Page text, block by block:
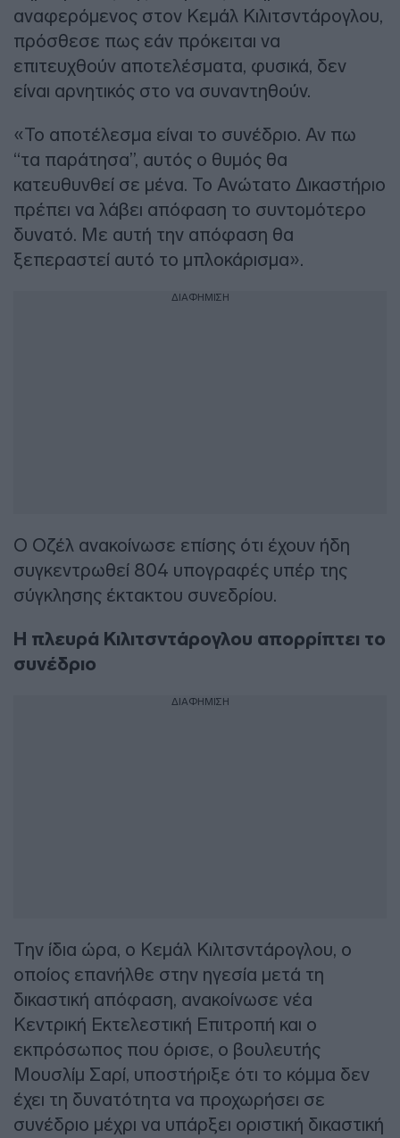
αναφερόμενος στον Κεμάλ Κιλιτσντάρογλου,
πρόσθεσε πως εάν πρόκειται να
επιτευχθούν αποτελέσματα, φυσικά, δεν
είναι αρνητικός στο να συναντηθούν.
«Το αποτέλεσμα είναι το συνέδριο. Αν πω
“τα παράτησα”, αυτός ο θυμός θα
κατευθυνθεί σε μένα. Το Ανώτατο Δικαστήριο
πρέπει να λάβει απόφαση το συντομότερο
δυνατό. Με αυτή την απόφαση θα
ξεπεραστεί αυτό το μπλοκάρισμα».
ΔΙΑΦΗΜΙΣΗ
Ο Οζέλ ανακοίνωσε επίσης ότι έχουν ήδη
συγκεντρωθεί 804 υπογραφές υπέρ της
σύγκλησης έκτακτου συνεδρίου.
Η πλευρά Κιλιτσντάρογλου απορρίπτει το
συνέδριο
ΔΙΑΦΗΜΙΣΗ
Την ίδια ώρα, ο Κεμάλ Κιλιτσντάρογλου, ο
οποίος επανήλθε στην ηγεσία μετά τη
δικαστική απόφαση, ανακοίνωσε νέα
Κεντρική Εκτελεστική Επιτροπή και ο
εκπρόσωπος που όρισε, ο βουλευτής
Μουσλίμ Σαρί, υποστήριξε ότι το κόμμα δεν
έχει τη δυνατότητα να προχωρήσει σε
συνέδριο μέχρι να υπάρξει οριστική δικαστική